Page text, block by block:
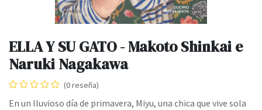
ELLA Y SU GATO - Makoto Shinkai e
Naruki Nagakawa
(0 reseña)
En un lluvioso día de primavera, Miyu, una chica que vive sola